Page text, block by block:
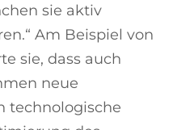
sie aktiv
Am Beispiel von
sie, dass auch
neue
technologische